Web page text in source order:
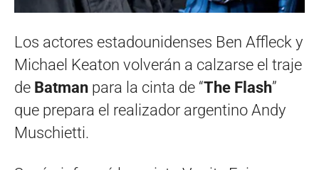
Los actores estadounidenses Ben Affleck y
Michael Keaton volverán a calzarse el traje
de Batman para la cinta de “The Flash”
que prepara el realizador argentino Andy
Muschietti.